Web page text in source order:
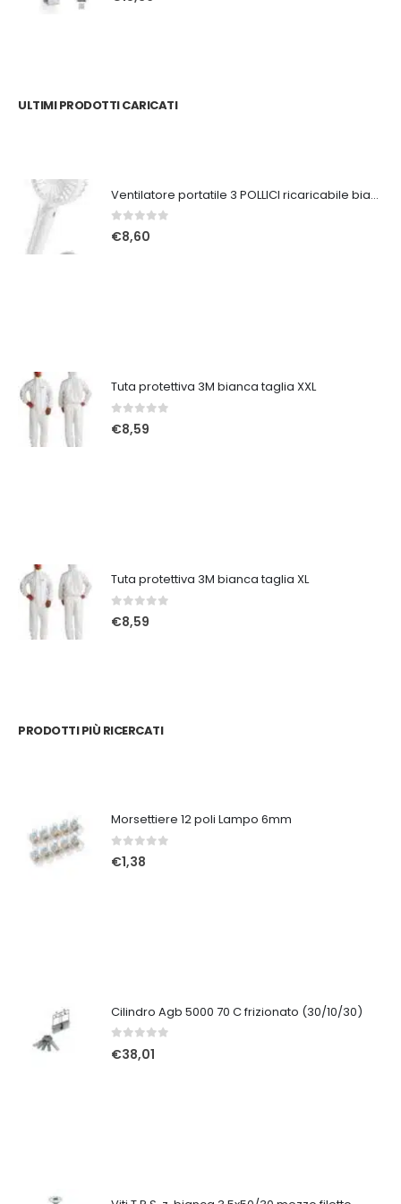
ULTIMI PRODOTTI CARICATI
Ventilatore portatile 3 POLLICI ricaricabile bianco
0Su 5
€8,60
Tuta protettiva 3M bianca taglia XXL
0Su 5
€8,59
Tuta protettiva 3M bianca taglia XL
Su 5
€8,59
PRODOTTI PIÙ RICERCATI
Morsettiere 12 poli Lampo 6mm
Su 5
€1,38
Cilindro Agb 5000 70 C frizionato (30/10/30)
Su 5
€38,01